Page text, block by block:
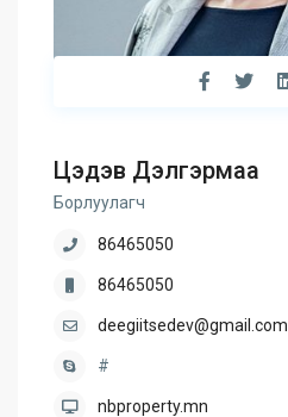
Цэдэв Дэлгэрмаа
Борлуулагч
86465050
86465050
deegiitsedev@gmail.com
#
nbproperty.mn